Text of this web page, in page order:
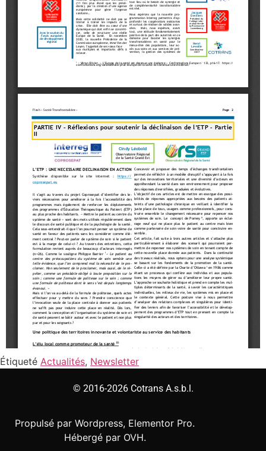
Étiqueté Actualités, Newsletter
© 2016-2026 Cotrans A.s.b.l.
Propulsé par Wordpress, Elementor Pro.
Hébergé par OVH.